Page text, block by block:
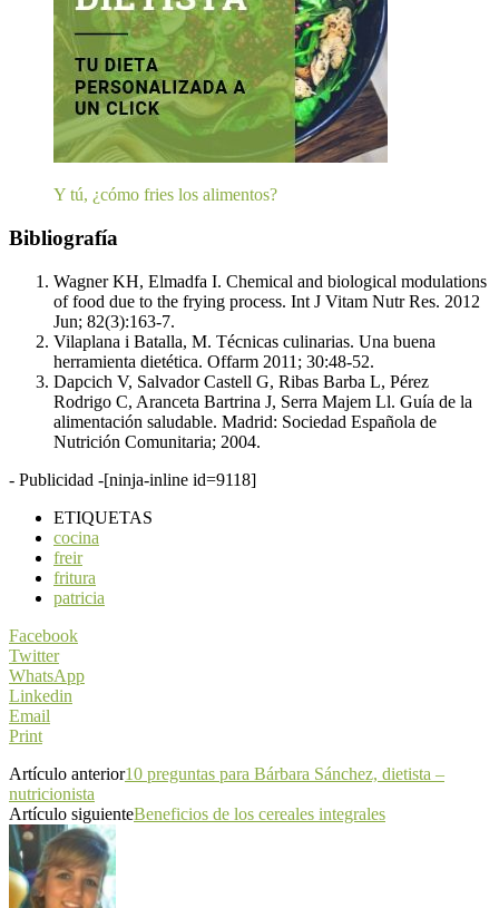
Y tú, ¿cómo fries los alimentos?
Bibliografía
Wagner KH, Elmadfa I. Chemical and biological modulations
of food due to the frying process. Int J Vitam Nutr Res. 2012
Jun; 82(3):163-7.
Vilaplana i Batalla, M. Técnicas culinarias. Una buena
herramienta dietética. Offarm 2011; 30:48-52.
Dapcich V, Salvador Castell G, Ribas Barba L, Pérez
Rodrigo C, Aranceta Bartrina J, Serra Majem Ll. Guía de la
alimentación saludable. Madrid: Sociedad Española de
Nutrición Comunitaria; 2004.
- Publicidad -[ninja-inline id=9118]
ETIQUETAS
cocina
freir
fritura
patricia
Facebook
Twitter
WhatsApp
Linkedin
Email
Print
Artículo anterior10 preguntas para Bárbara Sánchez, dietista –
nutricionista
Artículo siguienteBeneficios de los cereales integrales